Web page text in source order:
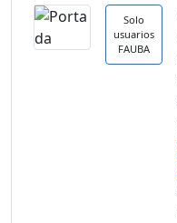
Solo
usuarios
FAUBA